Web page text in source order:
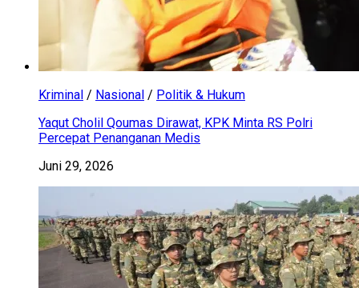
Kriminal / Nasional / Politik & Hukum
Yaqut Cholil Qoumas Dirawat, KPK Minta RS Polri
Percepat Penanganan Medis
Juni 29, 2026